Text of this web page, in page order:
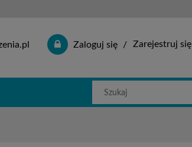
Zaloguj się Zarejestruj się
Szukaj
w